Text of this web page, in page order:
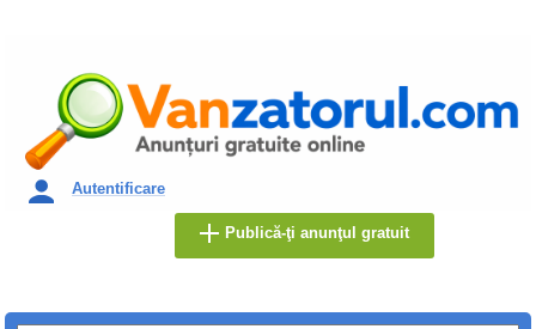
Autentificare
Publică-ţi anunţul gratuit